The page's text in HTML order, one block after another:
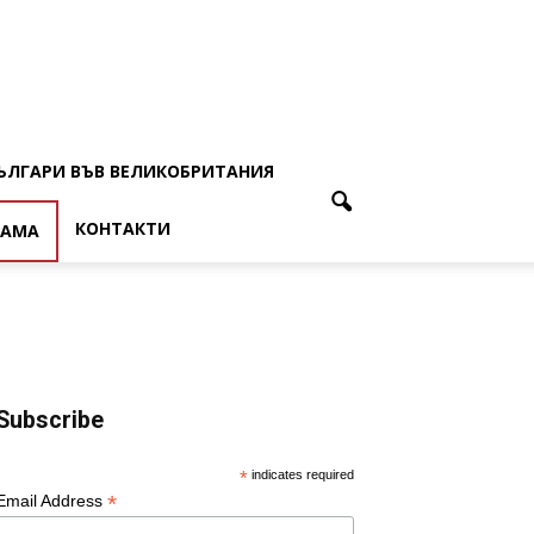
ВЪВ ВЕЛИКОБРИТАНИЯ
КОНТАКТИ
* indicates required
Address *